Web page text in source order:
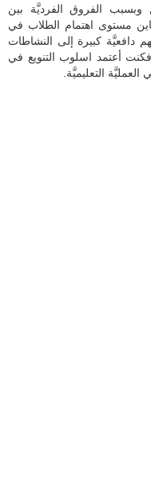
وبسبب الفروق الفرديَّة بين
مستوى اهتمام الطلاب في
دافعيَّة كبيرة إلى النشاطات
أعتمد اسلوب التنويع في
التعليميَّة.